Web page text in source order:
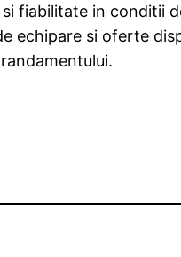
fiabilitate in conditii
echipare si oferte